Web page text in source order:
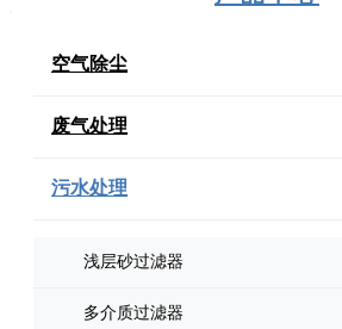
空气除尘
废气处理
污水处理
浅层砂过滤器
多介质过滤器